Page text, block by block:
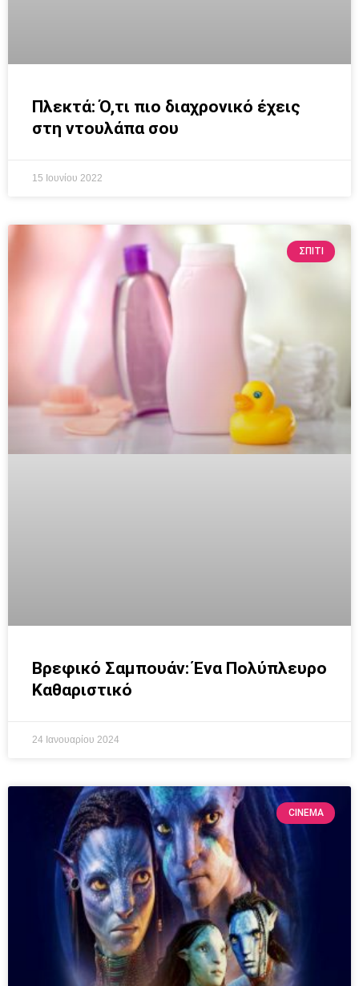
Πλεκτά: Ό,τι πιο διαχρονικό έχεις
στη ντουλάπα σου
15 Ιουνίου 2022
ΣΠΙΤΙ
Βρεφικό Σαμπουάν: Ένα Πολύπλευρο
Καθαριστικό
24 Ιανουαρίου 2024
CINEMA